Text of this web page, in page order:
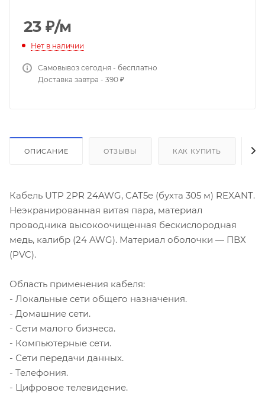
23 ₽/м
Нет в наличии
Самовывоз сегодня - бесплатно
Доставка завтра - 390 ₽
ОПИСАНИЕ ОТЗЫВЫ КАК КУПИТЬ
Кабель UTP 2PR 24AWG, CAT5e (бухта 305 м) REXANT.
Неэкранированная витая пара, материал
проводника высокоочищенная бескислородная
медь, калибр (24 AWG). Материал оболочки — ПВХ
(PVC).
Область применения кабеля:
- Локальные сети общего назначения.
- Домашние сети.
- Сети малого бизнеса.
- Компьютерные сети.
- Сети передачи данных.
- Телефония.
- Цифровое телевидение.